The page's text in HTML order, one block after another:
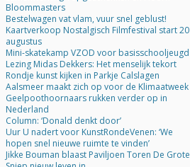
Bloommasters
Bestelwagen vat vlam, vuur snel geblust!
Kaartverkoop Nostalgisch Filmfestival start 20
augustus
Mini-skatekamp VZOD voor basisschooljeugd
Lezing Midas Dekkers: Het menselijk tekort
Rondje kunst kijken in Parkje Calslagen
Aalsmeer maakt zich op voor de Klimaatweek
Geelpoothoornaars rukken verder op in
Nederland
Column: ‘Donald denkt door’
Uur U nadert voor KunstRondeVenen: ‘We
hopen snel nieuwe ruimte te vinden’
Jikke Bouman blaast Paviljoen Toren De Grote